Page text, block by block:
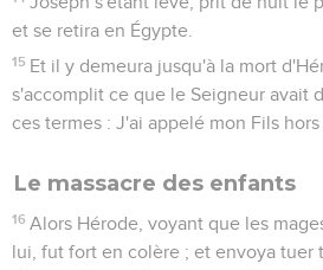
et se retira en Égypte.
15 Et il y demeura jusqu'à la mort
s'accomplit ce que le Seigneur avait
ces termes : J'ai appelé mon Fils hors
Le massacre des enfants
16 Alors Hérode, voyant que les
lui, fut fort en colère ; et envoya tuer